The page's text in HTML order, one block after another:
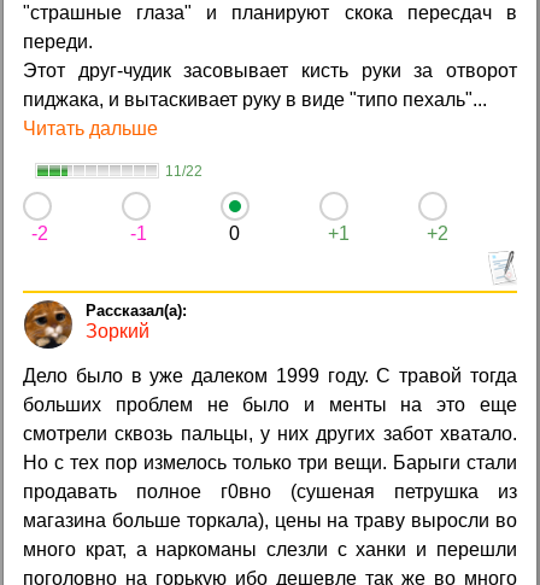
"страшные глаза" и планируют скока пересдач в
переди.
Этот друг-чудик засовывает кисть руки за отворот
пиджака, и вытаскивает руку в виде "типо пехаль"...
Читать дальше
11/22
-2 -1 0 +1 +2
Зоркий
Дело было в уже далеком 1999 году. С травой тогда
больших проблем не было и менты на это еще
смотрели сквозь пальцы, у них других забот хватало.
Но с тех пор измелось только три вещи. Барыги стали
продавать полное г0вно (сушеная петрушка из
магазина больше торкала), цены на траву выросли во
много крат, а наркоманы слезли с ханки и перешли
поголовно на горькую ибо дешевле так же во много